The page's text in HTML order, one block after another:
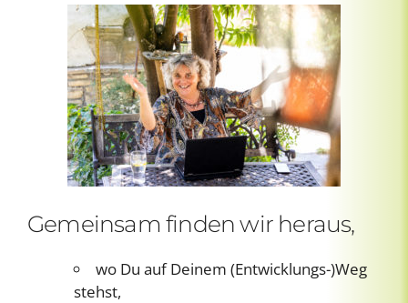
Gemeinsam finden wir heraus,
wo Du auf Deinem (Entwicklungs-)Weg
stehst,